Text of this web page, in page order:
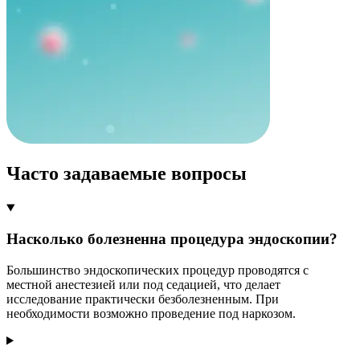
Часто задаваемые вопросы
Насколько болезненна процедура эндоскопии?
Большинство эндоскопических процедур проводятся с
местной анестезией или под седацией, что делает
исследование практически безболезненным. При
необходимости возможно проведение под наркозом.